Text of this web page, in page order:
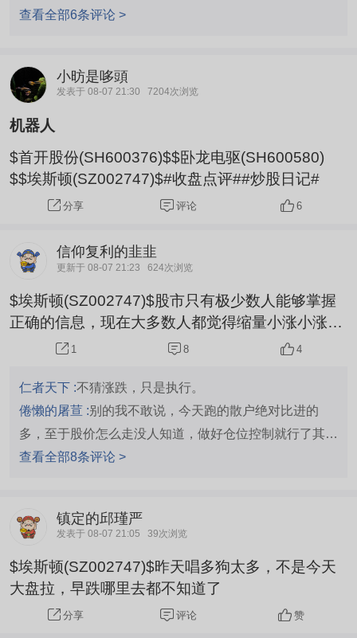
查看全部6条评论 >
小昉是哆頭
发表于 08-07 21:30 7204次浏览
机器人
$首开股份(SH600376)$$卧龙电驱(SH600580)
$$埃斯顿(SZ002747)$#收盘点评##炒股日记#
分享 评论 6
信仰复利的韭韭
更新于 08-07 21:23 624次浏览
$埃斯顿(SZ002747)$股市只有极少数人能够掌握
正确的信息，现在大多数人都觉得缩量小涨小涨必
有大涨，每个人都抱着周一必大涨的想法，觉着有
来抬轿子，要我看:周一必大跌，大阴柱子才能洗走
这群人，后面再主升浪主力会比较轻松
1 8 4
仁者天下 :不猜涨跌，只是执行。
倦懒的屠荁 :别的我不敢说，今天跑的散户绝对比进的
多，至于股价怎么走没人知道，做好仓位控制就行了其他
交给市场～
查看全部8条评论 >
镇定的邱瑾严
发表于 08-07 21:05 39次浏览
$埃斯顿(SZ002747)$昨天唱多狗太多，不是今天
大盘拉，早跌哪里去都不知道了
分享 评论 赞